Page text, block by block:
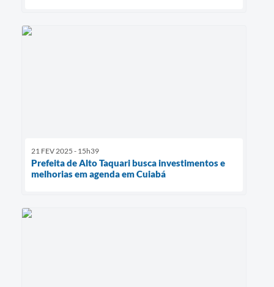
21 FEV 2025 - 15h39
Prefeita de Alto Taquari busca investimentos e
melhorias em agenda em Cuiabá